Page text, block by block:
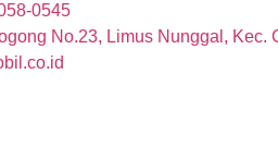
0545
No.23, Limus Nunggal, Kec.